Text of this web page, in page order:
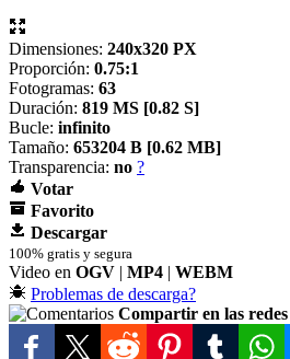
Dimensiones: 240x320 PX
Proporción: 0.75:1
Fotogramas: 63
Duración: 819 MS [0.82 S]
Bucle: infinito
Tamaño: 653204 B [0.62 MB]
Transparencia: no ?
Votar
Favorito
Descargar
100% gratis y segura
Video en OGV | MP4 | WEBM
Problemas de descarga?
Compartir en las redes